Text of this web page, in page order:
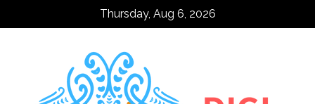
Thursday, Aug 6, 2026